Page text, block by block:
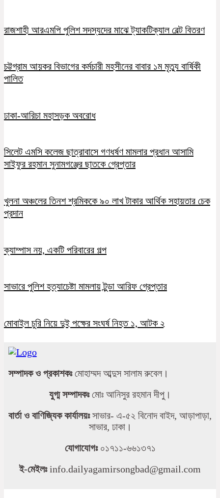
রাজশাহী আরএমপি পুলিশ সদস্যদের মাঝে ট্যাকটিক্যাল বেল্ট বিতরণ
চট্টগ্রাম আয়কর বিভাগের কর্মচারী মহসীনের বাবার ১ম মৃত্যু বার্ষিকী
পালিত
ঢাকা-আরিচা মহাসড়ক অবরোধ
সিলেট এমসি কলেজ ছাত্রাবাসে গণধর্ষণ মামলার প্রধান আসামি
সাইফুর রহমান সুনামগঞ্জের ছাতকে গ্রেপ্তার
খুলনা অঞ্চলের তিনশ শ্রমিককে ৯০ লাখ টাকার আর্থিক সহায়তার চেক
প্রদান
ক্যাম্পাস নয়, একটি পরিবারের গল্প
সাভারে পুলিশ হত্যাচেষ্টা মামলায় টুন্ডা আরিফ গ্রেপ্তার
মোবাইল চুরি নিয়ে দুই পক্ষের সংঘর্ষ নিহত ১, আটক ২
সম্পাদক ও প্রকাশকঃমোহাম্মদ আব্দুস সালাম রুবেল।
যুগ্ম সম্পাদকঃমোঃ আনিসুর রহমান দীপু।
বার্তা ও বাণিজ্যিক কার্যালয়ঃসাভার- এ-৫২ বিনোদ বাইদ, আড়াপাড়া,
সাভার, ঢাকা।
যোগাযোগঃ০১৭১১-৬৬১৩৭১
ই-মেইলঃinfo.dailyagamirsongbad@gmail.com